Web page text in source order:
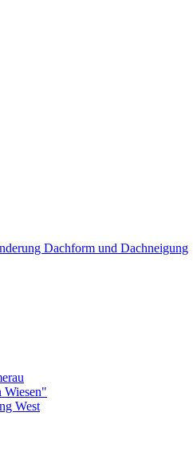
Dachform und Dachneigung
Wiesen"
West